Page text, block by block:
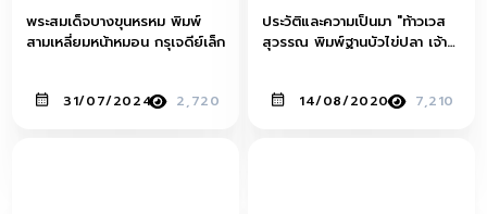
พระสมเด็จบางขุนหรหม พิมพ์
สามเหลี่ยมหน้าหมอน กรุเจดีย์เล็ก
31/07/2024 2,720
ประวัติและความเป็นมา "ท้าวเวส
สุวรรณ พิมพ์ฐานบัวไข่ปลา เจ้า
2493"14/08/2020 7,210